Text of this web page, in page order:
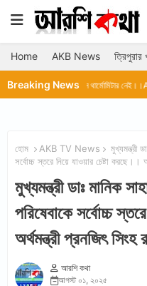
Home AKB News ত্রিপুরার
Breaking News
থার্মোমিটার নেই।।AKB TV News
হোম AKB TV News
মুখ্যমন্ত্রী
সর্বোচ্চ স্তরে নিয়ে যাওয়ার চেষ্টা
মুখ্যমন্ত্রী ডাঃ মানিক
পরিষেবাকে সর্বোচ্চ
অর্থমন্ত্রী প্রনজিৎ
আরশি কথা
আগস্ট ০১, ২০২৫